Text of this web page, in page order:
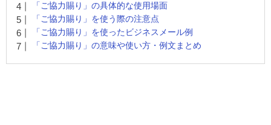
「ご協力賜り」の具体的な使用場面
「ご協力賜り」を使う際の注意点
「ご協力賜り」を使ったビジネスメール例
「ご協力賜り」の意味や使い方・例文まとめ